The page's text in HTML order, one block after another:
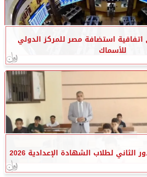
استضافة مصر للمركز الدولي
للأسماك
الثاني لطلاب الشهادة الإعدادية 2026